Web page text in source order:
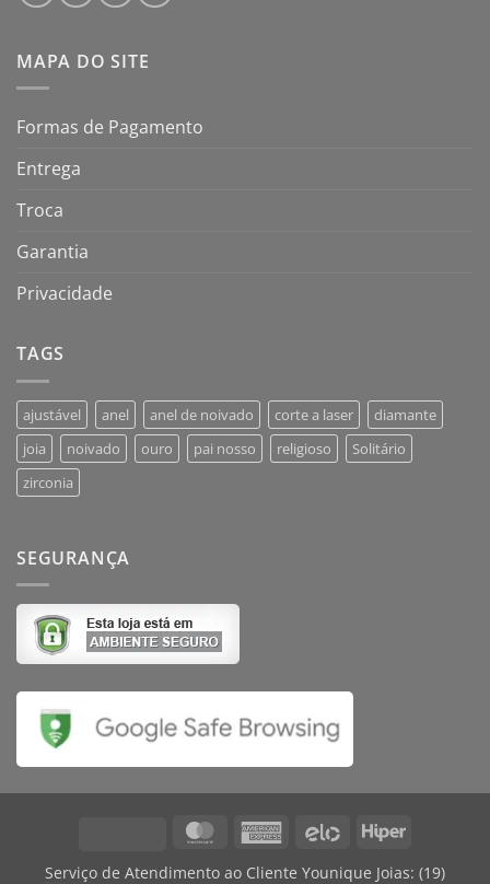
MAPA DO SITE
Formas de Pagamento
Entrega
Troca
Garantia
Privacidade
TAGS
ajustável anel anel de noivado corte a laser
diamante
joia
noivado ouro pai nosso religioso
Solitário
zirconia
SEGURANÇA
MasterCardAmerican Elo Hiper
Serviço de Atendimento ao Cliente Younique Joias: (19)